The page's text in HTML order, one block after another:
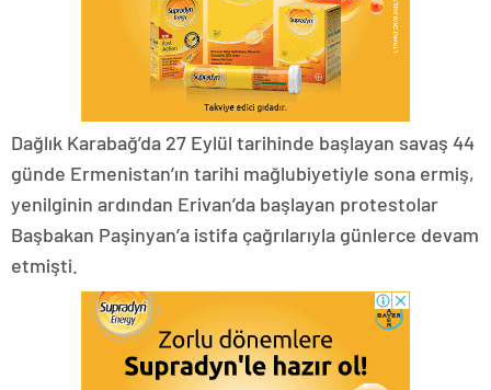
Dağlık Karabağ’da 27 Eylül tarihinde başlayan savaş 44
günde Ermenistan’ın tarihi mağlubiyetiyle sona ermiş,
yenilginin ardından Erivan’da başlayan protestolar
Başbakan Paşinyan’a istifa çağrılarıyla günlerce devam
etmişti.